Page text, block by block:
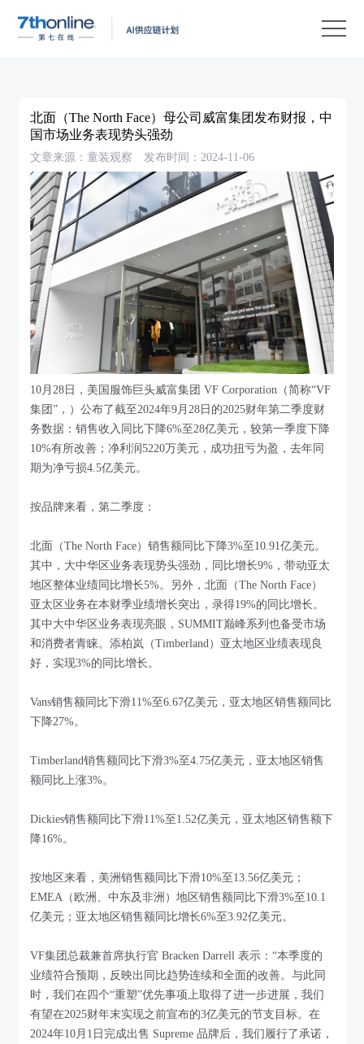
北面（The North Face）母公司威富集团发布财报，中
国市场业务表现势头强劲
文章来源：童装观察 发布时间：2024-11-06
10月28日，美国服饰巨头威富集团 VF Corporation（简称“VF
集团”，）公布了截至2024年9月28日的2025财年第二季度财
务数据：销售收入同比下降6%至28亿美元，较第一季度下降
10%有所改善；净利润5220万美元，成功扭亏为盈，去年同
期为净亏损4.5亿美元。
按品牌来看，第二季度：
北面（The North Face）销售额同比下降3%至10.91亿美元。
其中，大中华区业务表现势头强劲，同比增长9%，带动亚太
地区整体业绩同比增长5%。另外，北面（The North Face）
亚太区业务在本财季业绩增长突出，录得19%的同比增长。
其中大中华区业务表现亮眼，SUMMIT巅峰系列也备受市场
和消费者青睐。添柏岚（Timberland）亚太地区业绩表现良
好，实现3%的同比增长。
Vans销售额同比下滑11%至6.67亿美元，亚太地区销售额同比
下降27%。
Timberland销售额同比下滑3%至4.75亿美元，亚太地区销售
额同比上涨3%。
Dickies销售额同比下滑11%至1.52亿美元，亚太地区销售额下
降16%。
按地区来看，美洲销售额同比下滑10%至13.56亿美元；
EMEA（欧洲、中东及非洲）地区销售额同比下滑3%至10.1
亿美元；亚太地区销售额同比增长6%至3.92亿美元。
VF集团总裁兼首席执行官 Bracken Darrell 表示：“本季度的
业绩符合预期，反映出同比趋势连续和全面的改善。与此同
时，我们在四个“重塑”优先事项上取得了进一步进展，我们
有望在2025财年末实现之前宣布的3亿美元的节支目标。在
2024年10月1日完成出售 Supreme 品牌后，我们履行了承诺，